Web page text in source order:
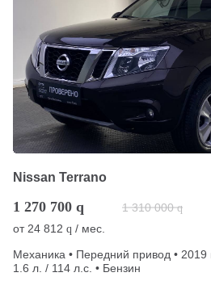
Nissan Terrano
1 270 700 q 1 310 000 q
от 24 812 q / мес.
Механика • Передний привод • 2019
1.6 л. / 114 л.с. • Бензин